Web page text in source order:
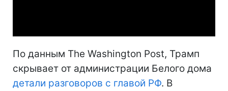
По данным The Washington Post, Трамп
скрывает от администрации Белого дома
детали разговоров с главой РФ. В